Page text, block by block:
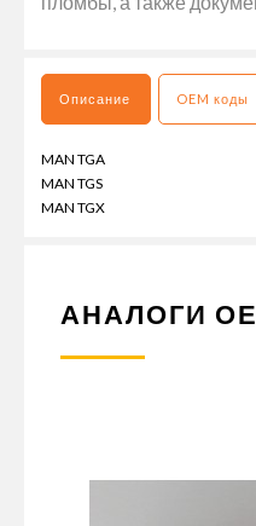
Описание OEM коды
MAN TGA
MAN TGS
MAN TGX
АНАЛОГИ